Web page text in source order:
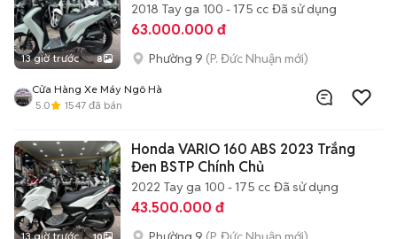
13 giờ trước 8
2018 Tay ga 100 - 175 cc Đã sử dụng
63.000.000 đ
Phường 9 (P. Đức Nhuận mới)
Cửa Hàng Xe Máy Ngô Hà
5.0
1547 đã bán
13 giờ trước 10
Honda VARIO 160 ABS 2023 Trắng
Đen BSTP Chính Chủ
2022 Tay ga 100 - 175 cc Đã sử dụng
43.500.000 đ